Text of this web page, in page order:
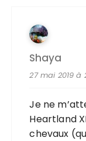
Shaya
27 mai 2019 à
Je ne
Heartland
chevaux